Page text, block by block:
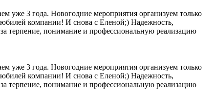
уже 3 года. Новогодние мероприятия организуем только
компании! И снова с Еленой;) Надежность,
терпение, понимание и профессиональную реализацию
уже 3 года. Новогодние мероприятия организуем только
компании! И снова с Еленой;) Надежность,
терпение, понимание и профессиональную реализацию